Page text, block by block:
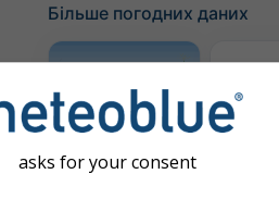
Більше погодних даних
AGRO
asks for your consent